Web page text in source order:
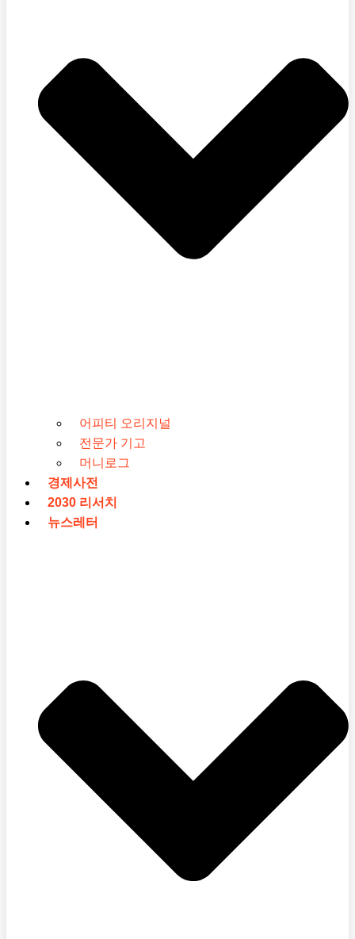
어피티 오리지널
전문가 기고
머니로그
경제사전
2030 리서치
뉴스레터